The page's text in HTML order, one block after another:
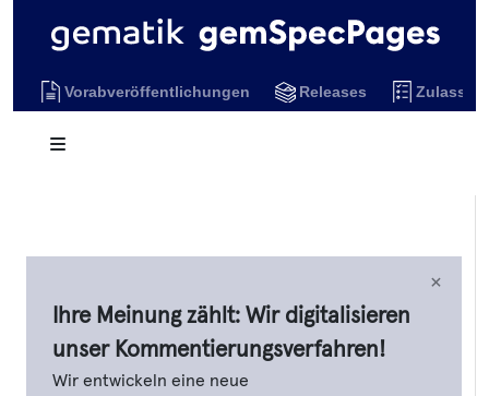
Vorabveröffentlichungen Releases
×
Ihre Meinung zählt: Wir digitalisieren
unser Kommentierungsverfahren!
Wir entwickeln eine neue